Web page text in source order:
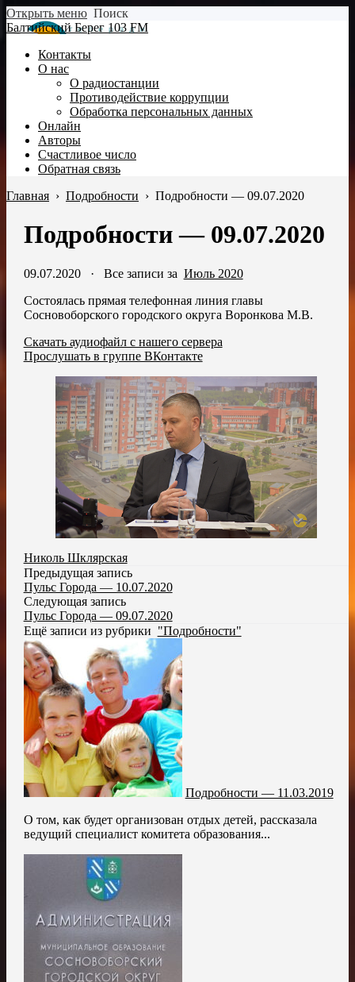
Открыть меню Поиск
Балтийский Берег 103 FM
Контакты
О нас
О радиостанции
Противодействие коррупции
Обработка персональных данных
Онлайн
Авторы
Счастливое число
Обратная связь
Главная › Подробности › Подробности — 09.07.2020
Подробности — 09.07.2020
09.07.2020· Все записи за Июль 2020
Состоялась прямая телефонная линия главы
Сосновоборского городского округа Воронкова М.В.
Скачать аудиофайл с нашего сервера
Прослушать в группе ВКонтакте
Николь Шклярская
Предыдущая запись
Пульс Города — 10.07.2020
Следующая запись
Пульс Города — 09.07.2020
Ещё записи из рубрики "Подробности"
Подробности — 11.03.2019
О том, как будет организован отдых детей, рассказала
ведущий специалист комитета образования...